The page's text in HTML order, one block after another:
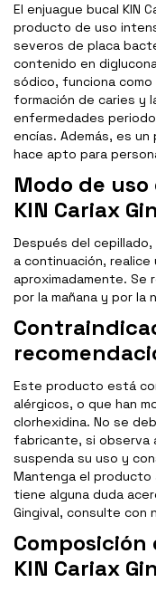
El enjuague bucal KIN
producto de uso
severos de placa
contenido en
sódico, funciona
formación de caries y
enfermedades
encías. Además, es
hace apto para
Modo de
KIN Cariax
Después del
a continuación, realice
aproximadamente. Se
por la mañana y por la
Este producto está
alérgicos, o que han
clorhexidina. No se
fabricante, si observa
suspenda su uso y
Mantenga el producto
tiene alguna duda
Gingival, consulte con
KIN Cariax